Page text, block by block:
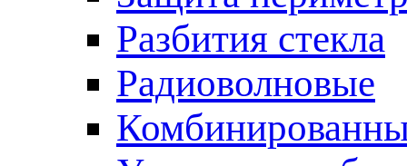
Разбития стекла
Радиоволновые